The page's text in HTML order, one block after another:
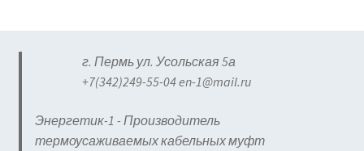
г. Пермь ул. Усольская 5а
+7(342)249-55-04 en-1@mail.ru
Энергетик-1 - Производитель
термоусаживаемых кабельных муфт